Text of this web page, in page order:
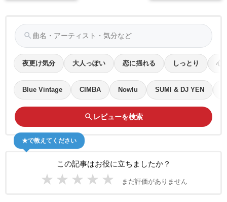
search
夜更け気分 大人っぽい 恋に揺れる しっとり 心
Blue Vintage CIMBA Nowlu SUMI & DJ YEN
search レビューを検索
この記事はお役に立ちましたか？
★ ★ ★ ★ ★ まだ評価がありません
★で教えてください